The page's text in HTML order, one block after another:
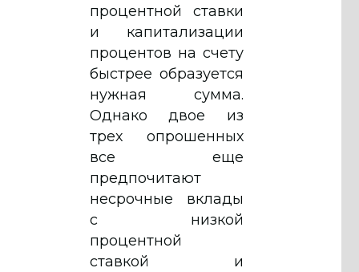
процентной ставки
и капитализации
процентов на счету
быстрее образуется
нужная сумма.
Однако двое из
трех опрошенных
все еще
предпочитают
несрочные вклады
с низкой
процентной
ставкой и